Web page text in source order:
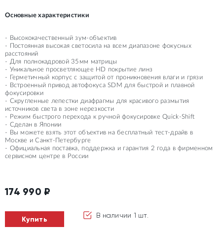
Основные характеристики
- Высококачественный зум-объектив
- Постоянная высокая светосила на всем диапазоне фокусных
расстояний
- Для полнокадровой 35мм матрицы
- Уникальное просветляющее HD покрытие линз
- Герметичный корпус с защитой от проникновения влаги и грязи
- Встроенный привод автофокуса SDM для быстрой и плавной
фокусировки
- Скругленные лепестки диафрагмы для красивого размытия
источников света в зоне нерезкости
- Режим быстрого перехода к ручной фокусировке Quick-Shift
- Сделан в Японии
- Вы можете взять этот объектив на бесплатный тест-драйв в
Москве и Санкт-Петербурге
- Официальная поставка, поддержка и гарантия 2 года в фирменном
сервисном центре в России
174 990 ₽
Купить В наличии 1 шт.